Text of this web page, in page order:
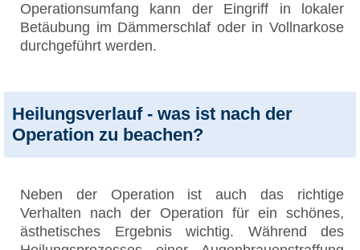
Operationsumfang kann der Eingriff in lokaler
Betäubung im Dämmerschlaf oder in Vollnarkose
durchgeführt werden.
Heilungsverlauf - was ist nach der
Operation zu beachen?
Neben der Operation ist auch das richtige
Verhalten nach der Operation für ein schönes,
ästhetisches Ergebnis wichtig. Während des